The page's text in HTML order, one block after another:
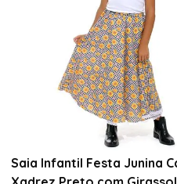
Branca
Branca
R$ 139, 99
R$ 79,